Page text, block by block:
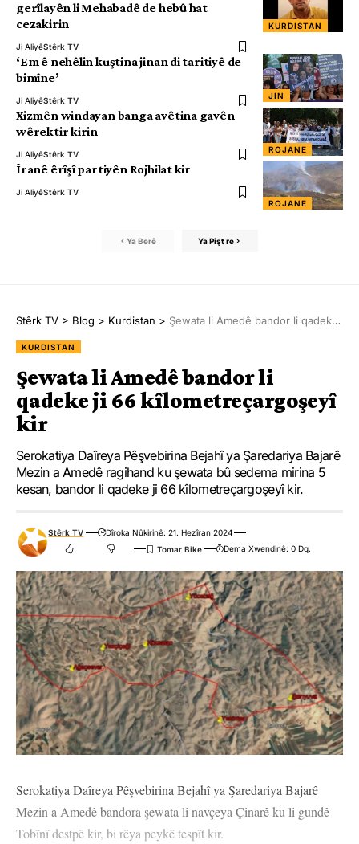
KURDISTAN
gerîlayên li Mehabadê de hebû hat
cezakirin
Ji AliyêStêrk TV
JIN
‘Em ê nehêlin kuştina jinan di taritiyê de
bimîne’
Ji AliyêStêrk TV
ROJANE
Xizmên windayan banga avêtina gavên
wêrektir kirin
Ji AliyêStêrk TV
ROJANE
Îranê êrîşî partiyên Rojhilat kir
Ji AliyêStêrk TV
Ya Berê Ya Pişt re
Stêrk TV > Blog > Kurdistan > Şewata li Amedê bandor li qadeke ji 66 kîlometreçargoşeyî kir
KURDISTAN
Şewata li Amedê bandor li
qadeke ji 66 kîlometreçargoşeyî
kir
Serokatiya Daîreya Pêşvebirina Bejahî ya Şaredariya Bajarê
Mezin a Amedê ragihand ku şewata bû sedema mirina 5
kesan, bandor li qadeke ji 66 kîlometreçargoşeyî kir.
Stêrk TV
Dîroka Nûkirinê: 21. Hezîran 2024
Dema Xwendinê: 0 Dq.
Serokatiya Daîreya Pêşvebirina Bejahî ya Şaredariya Bajarê
Mezin a Amedê bandora şewata li navçeya Çinarê ku li gundê
Tobînî destpê kir, bi rêya peykê tespît kir.